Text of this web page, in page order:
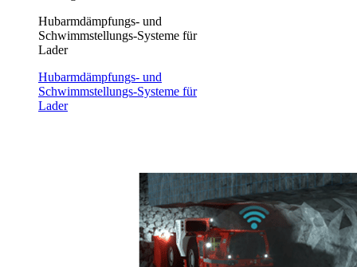
Hubarmdämpfungs- und
Schwimmstellungs-Systeme für
Lader
Hubarmdämpfungs- und
Schwimmstellungs-Systeme für
Lader